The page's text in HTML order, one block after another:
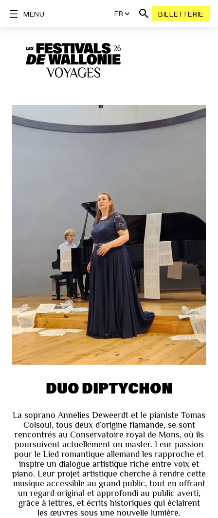
FR BILLETTERIE
MENU
DUO DIPTYCHON
La soprano Annelies Deweerdt et le pianiste Tomas
Colsoul, tous deux d’origine flamande, se sont
rencontrés au Conservatoire royal de Mons, où ils
poursuivent actuellement un master. Leur passion
pour le Lied romantique allemand les rapproche et
inspire un dialogue artistique riche entre voix et
piano. Leur projet artistique cherche à rendre cette
musique accessible au grand public, tout en offrant
un regard original et approfondi au public averti,
grâce à lettres, et écrits historiques qui éclairent
les œuvres sous une nouvelle lumière.